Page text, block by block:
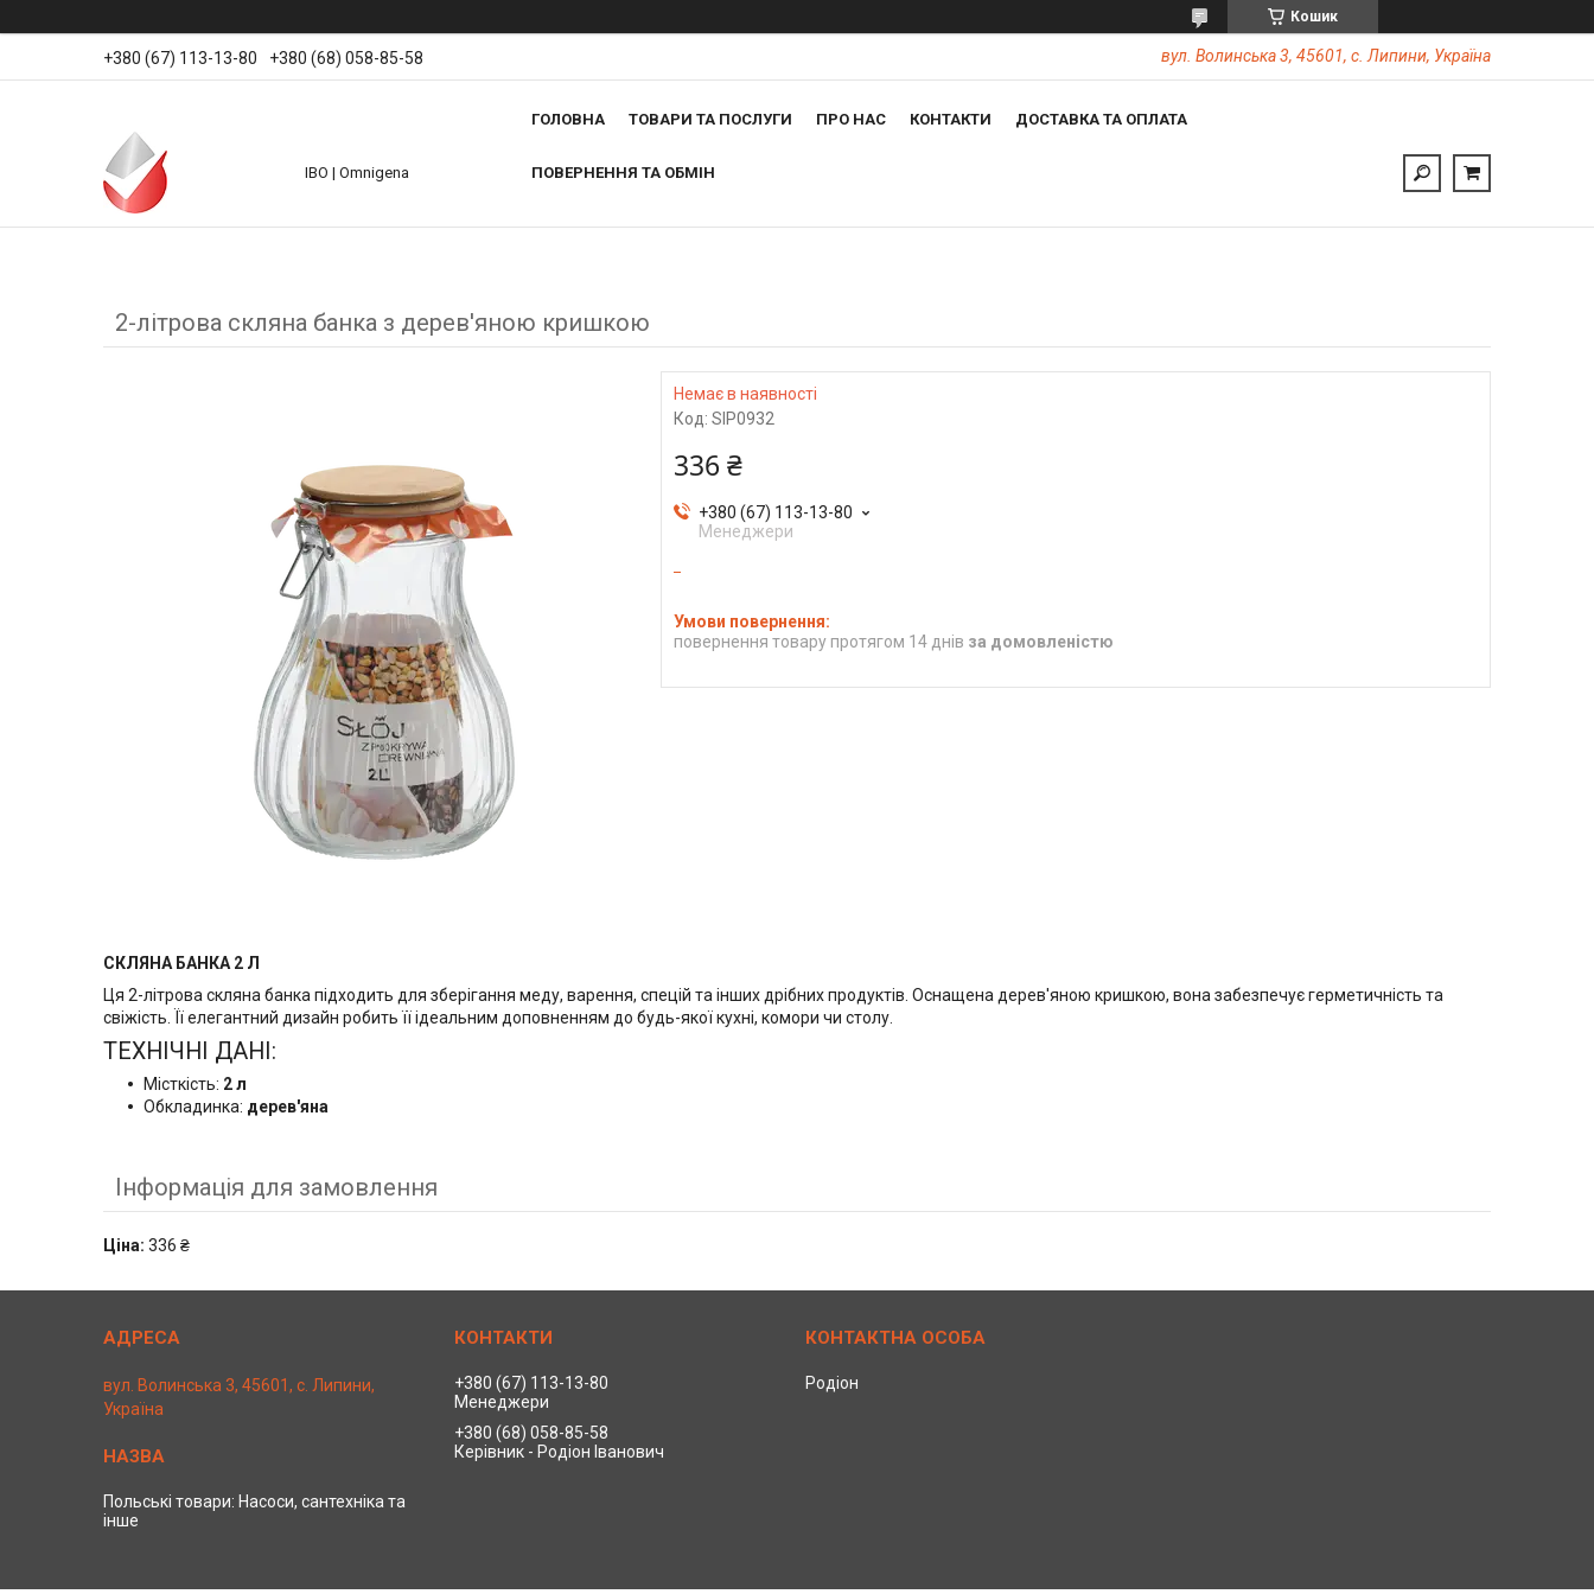
Кошик
+380 (67) 113-13-80 +380 (68) 058-85-58 вул. Волинська 3, 45601, с. Липини, Україна
IBO | Omnigena
ГОЛОВНА ТОВАРИ ТА ПОСЛУГИ ПРО НАС КОНТАКТИ ДОСТАВКА ТА ОПЛАТА
ПОВЕРНЕННЯ ТА ОБМІН
2-літрова скляна банка з дерев'яною кришкою
Немає в наявності
Код: SIP0932
336 ₴
+380 (67) 113-13-80
Менеджери
повернення товару протягом 14 днів за домовленістю
СКЛЯНА БАНКА 2 Л
Ця 2-літрова скляна банка підходить для зберігання меду, варення, спецій та інших дрібних продуктів. Оснащена дерев'яною кришкою, вона забезпечує герметичність та
свіжість. Її елегантний дизайн робить її ідеальним доповненням до будь-якої кухні, комори чи столу.
ТЕХНІЧНІ ДАНІ:
Місткість: 2 л
Обкладинка: дерев'яна
Інформація для замовлення
Ціна: 336 ₴
вул. Волинська 3, 45601, с. Липини,
Україна
Польські товари: Насоси, сантехніка та
інше
+380 (67) 113-13-80
Менеджери
+380 (68) 058-85-58
Керівник - Родіон Іванович
Родіон